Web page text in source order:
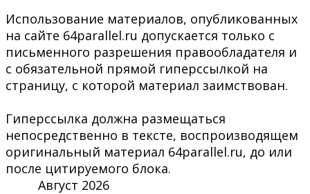
Использование материалов, опубликованных
на сайте 64parallel.ru допускается только с
письменного разрешения правообладателя и
с обязательной прямой гиперссылкой на
страницу, с которой материал заимствован.
Гиперссылка должна размещаться
непосредственно в тексте, воспроизводящем
оригинальный материал 64parallel.ru, до или
после цитируемого блока.
Август 2026